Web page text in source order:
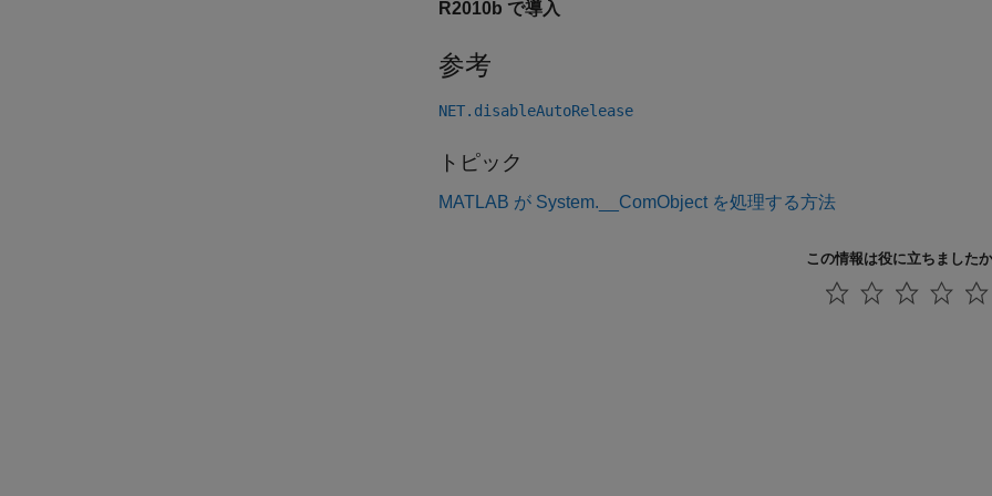
R2010b で導入
参考
NET.disableAutoRelease
トピック
MATLAB が System.__ComObject を処理する方法
この情報は役に立ちました